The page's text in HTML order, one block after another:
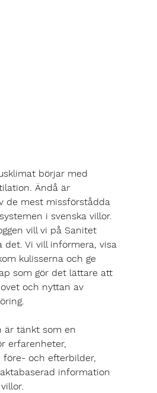
börjar med
Ändå är
de mest missförstådda
i svenska villor.
vill vi på Sanitet
det. Vi vill informera, visa
kulisserna och ge
som gör det lättare att
och nyttan av
är tänkt som en
erfarenheter,
före- och efterbilder,
information